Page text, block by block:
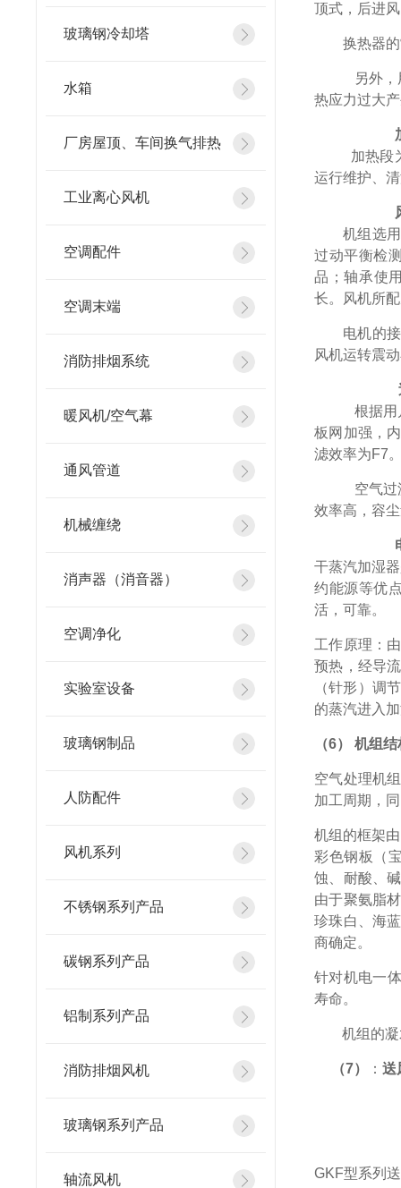
玻璃钢冷却塔
水箱
厂房屋顶、车间换气排热
工业离心风机
空调配件
空调末端
消防排烟系统
暖风机/空气幕
通风管道
机械缠绕
消声器（消音器）
空调净化
实验室设备
玻璃钢制品
人防配件
风机系列
不锈钢系列产品
碳钢系列产品
铝制系列产品
消防排烟风机
玻璃钢系列产品
轴流风机
顶式，后进
换热器
另外
热应力过大
加热段
运行维护、
机组选
过动平衡检
品；轴承使
长。风机所
电机的
风机运转震
根据用
板网加强，
滤效率为F7
空气
效率高，容
干蒸汽加湿
约能源等优
活，可靠。
工作原理：
预热，经导
（针形）调
的蒸汽进入
（6）机组结
空气处理机
加工周期，
机组的框架由
彩色钢板（
蚀、耐酸、
由于聚氨脂
珍珠白、海
商确定。
针对机电一
寿命。
机组的
（7） ： 送
GKF型系列